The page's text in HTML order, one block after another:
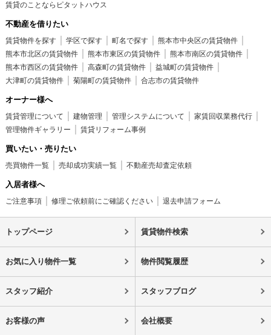
賃貸のことならピタットハウス
不動産を借りたい
賃貸物件を探す 学区で探す 町名で探す
熊本市中央区の賃貸物件
熊本市北区の賃貸物件
熊本市東区の賃貸物件
熊本市南区の賃貸物件
熊本市西区の賃貸物件
高森町の賃貸物件
益城町の賃貸物件
大津町の賃貸物件
菊陽町の賃貸物件 合志市の賃貸物件
オーナー様へ
賃貸管理について 建物管理 管理システムについて
家賃回収業務代行
管理物件ギャラリー
賃貸リフォーム事例
買いたい・売りたい
売買物件一覧 売却成功実績一覧 不動産売却査定依頼
入居者様へ
ご注意事項 修理ご依頼前にご確認ください 退去申請フォーム
トップページ 賃貸物件検索
お気に入り物件一覧 物件閲覧履歴
スタッフ紹介 スタッフブログ
お客様の声 会社概要